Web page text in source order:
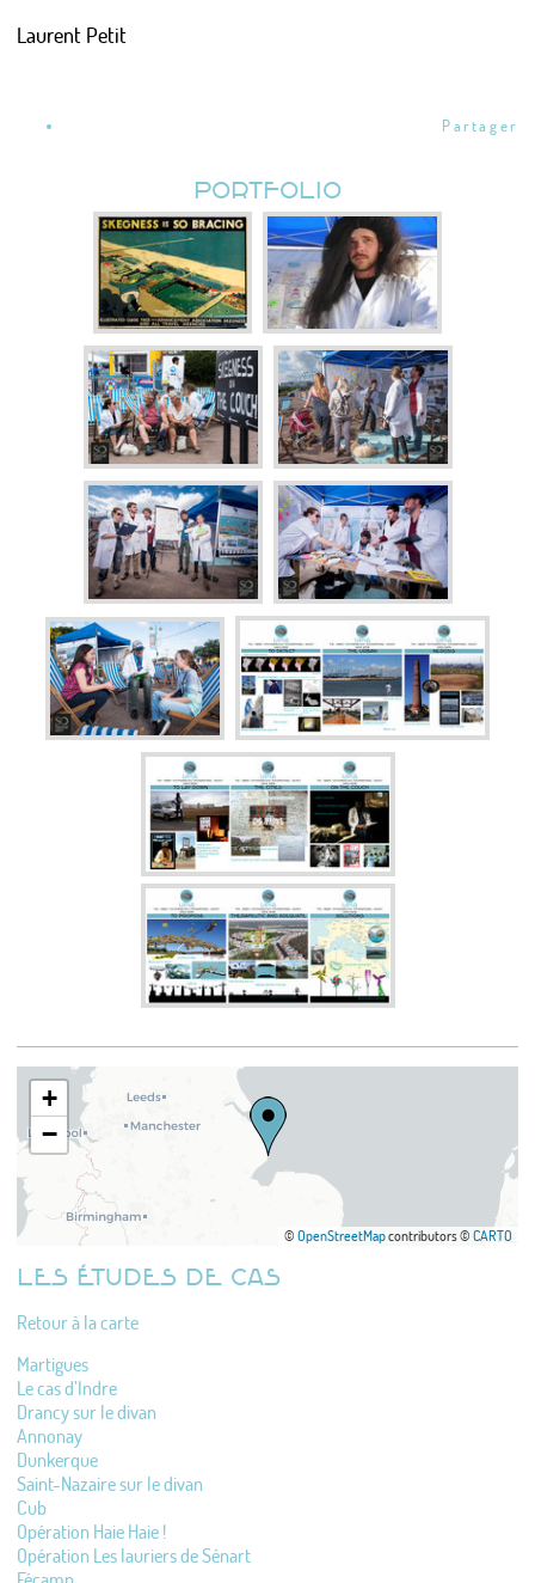
Laurent Petit
Partager
PORTFOLIO
+
−
© OpenStreetMapcontributors © CARTO
LES ÉTUDES DE CAS
Retour à la carte
Martigues
Le cas d’Indre
Drancy sur le divan
Annonay
Dunkerque
Saint-Nazaire sur le divan
Cub
Opération Haie Haie !
Opération Les lauriers de Sénart